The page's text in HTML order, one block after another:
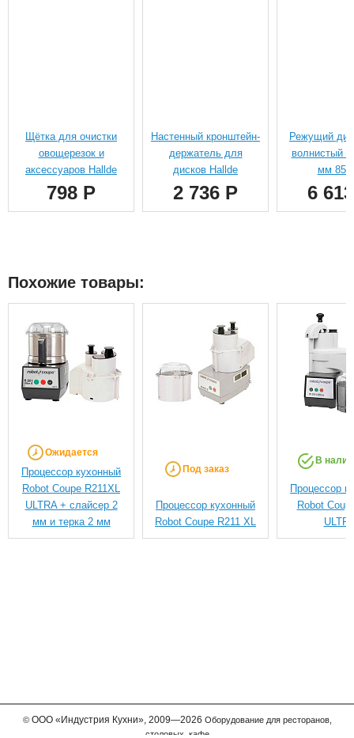
Щётка для очистки
овощерезок и
аксессуаров Hallde
798 Р
Настенный кронштейн-
держатель для
дисков Hallde
2 736 Р
Режущий
волнистый
мм
6
Похожие товары:
Ожидается
Процессор кухонный
Robot Coupe R211XL
ULTRA + cлайсер 2
мм и тeрка 2 мм
Под заказ
Процессор кухонный
Robot Coupe R211 XL
В
Процессор
Robot
© ООО «Индустрия Кухни»,2009—2026 Оборудование для ресторанов,
столовых, кафе